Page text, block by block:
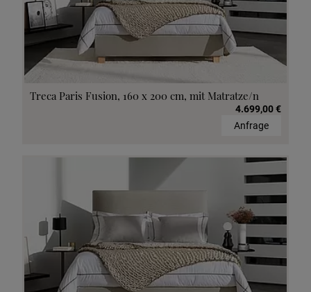
Treca Paris Fusion, 160 x 200 cm, mit Matratze/n
4.699,00 €
Anfrage